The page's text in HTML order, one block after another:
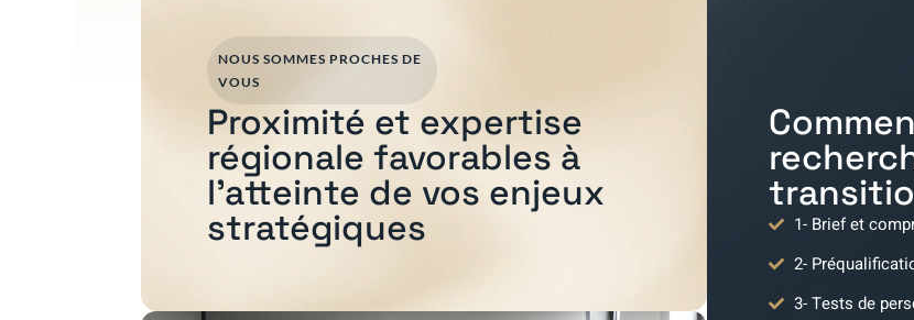
1- Brief et
2-
3- Tests de
NOUS SOMMES PROCHES DE
VOUS
Proximité et expertise
régionale favorables à
l'atteinte de vos enjeux
stratégiques